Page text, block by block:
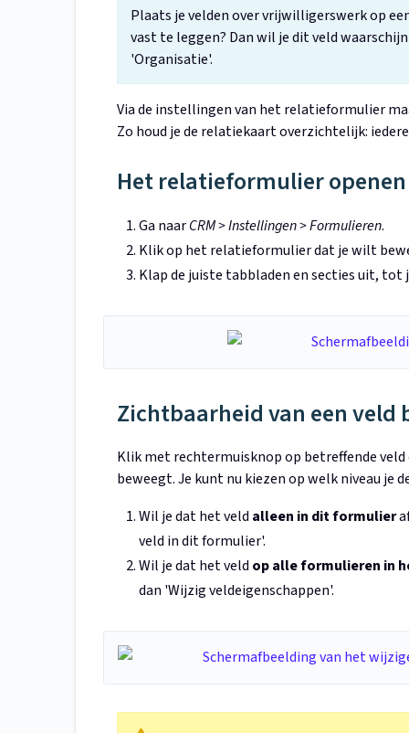
Plaats je velden over vrijwilligerswerk op
vast te leggen? Dan wil je dit veld
'Organisatie'.
Via de instellingen van het relatieformulier
Zo houd je de relatiekaart overzichtelijk:
Het relatieformulier openen
Ga naarCRM > Instellingen > Formulieren.
Klik op het relatieformulier dat je wilt
Klap de juiste tabbladen en secties uit, tot
Zichtbaarheid van een veld
Klik met rechtermuisknop op betreffende veld
beweegt. Je kunt nu kiezen op welk niveau je
Wil je dat het veld alleen in dit formulier
veld in dit formulier'.
Wil je dat het veld op alle formulieren in
dan 'Wijzig veldeigenschappen'.